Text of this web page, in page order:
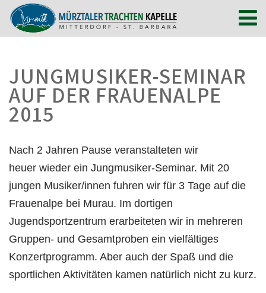
JUNGMUSIKER-SEMINAR
AUF DER FRAUENALPE
2015
Nach 2 Jahren Pause veranstalteten wir
heuer wieder ein Jungmusiker-Seminar. Mit 20
jungen Musiker/innen fuhren wir für 3 Tage auf die
Frauenalpe bei Murau. Im dortigen
Jugendsportzentrum erarbeiteten wir in mehreren
Gruppen- und Gesamtproben ein vielfältiges
Konzertprogramm. Aber auch der Spaß und die
sportlichen Aktivitäten kamen natürlich nicht zu kurz.